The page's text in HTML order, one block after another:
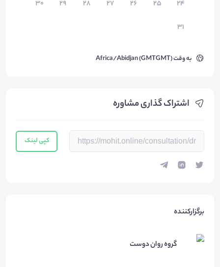
۲۴
۲۵ ۲۶ ۲۷ ۲۸ ۲۹
۳۰
۳۱
به وقتAfrica/Abidjan (GMTGMT)
اشتراک گذاری مشاوره
کپی لینک
برگزارکننده
گروه روان دوست